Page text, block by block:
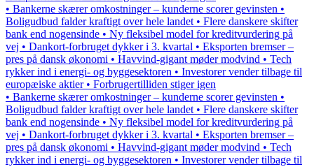
• Bankerne skærer omkostninger – kunderne scorer gevinsten •
Boligudbud falder kraftigt over hele landet • Flere danskere skifter
bank end nogensinde • Ny fleksibel model for kreditvurdering på
vej • Dankort-forbruget dykker i 3. kvartal • Eksporten bremser –
pres på dansk økonomi • Havvind-gigant møder modvind • Tech
rykker ind i energi- og byggesektoren • Investorer vender tilbage til
europæiske aktier • Forbrugertilliden stiger igen
• Bankerne skærer omkostninger – kunderne scorer gevinsten •
Boligudbud falder kraftigt over hele landet • Flere danskere skifter
bank end nogensinde • Ny fleksibel model for kreditvurdering på
vej • Dankort-forbruget dykker i 3. kvartal • Eksporten bremser –
pres på dansk økonomi • Havvind-gigant møder modvind • Tech
rykker ind i energi- og byggesektoren • Investorer vender tilbage til